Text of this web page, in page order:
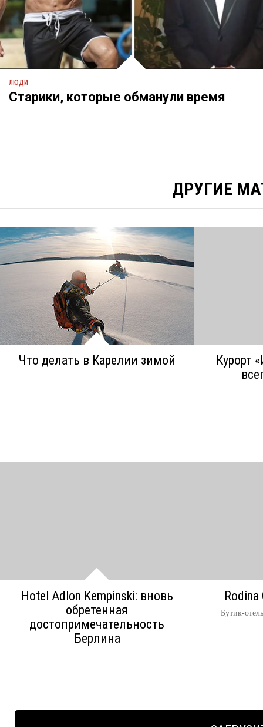
ЛЮДИ
Старики, которые обманули время
ДРУГИЕ
Что делать в Карелии зимой
Курорт
Hotel Adlon Kempinski: вновь
обретенная
достопримечательность
Берлина
Бутик-